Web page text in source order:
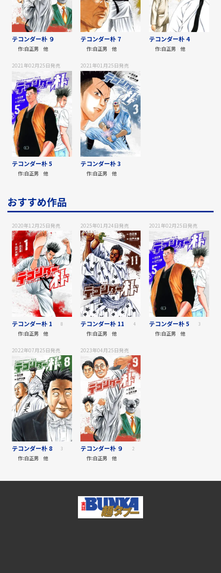
テコンダー朴 ９
作:白正男 他
テコンダー朴 7
作:白正男 他
テコンダー朴 4
作:白正男 他
2021年02月25日発売
テコンダー朴 5
作:白正男 他
2021年01月25日発売
テコンダー朴 3
作:白正男 他
おすすめ作品
2020年12月25日発売
テコンダー朴 1 8
作:白正男 他
2025年01月24日発売
テコンダー朴 11 4
作:白正男 他
2021年02月25日発売
テコンダー朴 5 3
作:白正男 他
2022年07月25日発売
テコンダー朴 8 3
作:白正男 他
2023年04月25日発売
テコンダー朴 ９ 2
作:白正男 他